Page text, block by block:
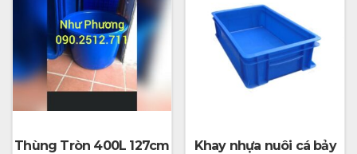
Thùng Tròn 400L 127cm Khay nhựa nuôi cá bảy